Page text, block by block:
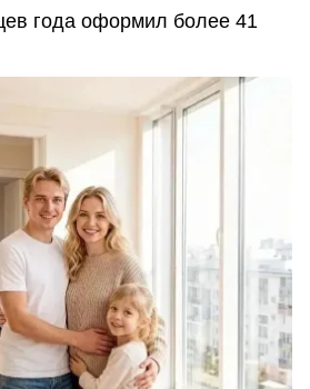
года оформил более 41